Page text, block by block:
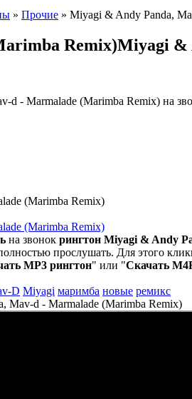
» Прочие » Miyagi & Andy Panda,
Remix)Miyagi &
(Marimba Remix)
(Marimba Remix)
на звонок рингтон Miyagi & Andy
прослушать. Для этого
MP3 рингтон" или "Скачать
D Miyagi маримба новые ремикс
d - Marmalade (Marimba Remix)